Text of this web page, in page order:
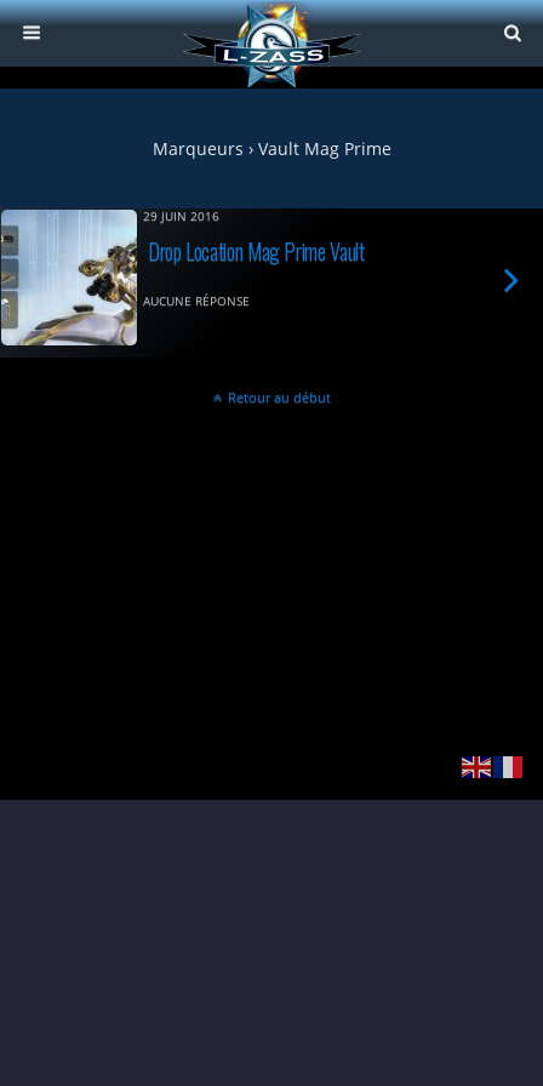
Marqueurs › Vault Mag Prime
29 JUIN 2016
Drop Location Mag Prime Vault
AUCUNE RÉPONSE
Retour au début